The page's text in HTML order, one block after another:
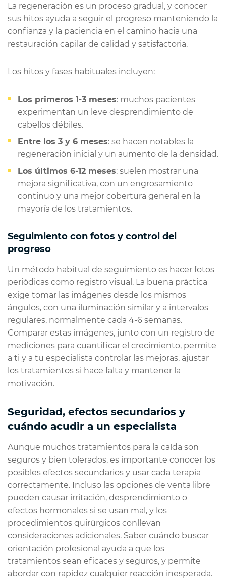
La regeneración es un proceso gradual, y conocer
sus hitos ayuda a seguir el progreso manteniendo la
confianza y la paciencia en el camino hacia una
restauración capilar de calidad y satisfactoria.
Los hitos y fases habituales incluyen:
Los primeros 1-3 meses: muchos pacientes
experimentan un leve desprendimiento de
cabellos débiles.
Entre los 3 y 6 meses: se hacen notables la
regeneración inicial y un aumento de la densidad.
Los últimos 6-12 meses: suelen mostrar una
mejora significativa, con un engrosamiento
continuo y una mejor cobertura general en la
mayoría de los tratamientos.
Seguimiento con fotos y control del
progreso
Un método habitual de seguimiento es hacer fotos
periódicas como registro visual. La buena práctica
exige tomar las imágenes desde los mismos
ángulos, con una iluminación similar y a intervalos
regulares, normalmente cada 4-6 semanas.
Comparar estas imágenes, junto con un registro de
mediciones para cuantificar el crecimiento, permite
a ti y a tu especialista controlar las mejoras, ajustar
los tratamientos si hace falta y mantener la
motivación.
Seguridad, efectos secundarios y
cuándo acudir a un especialista
Aunque muchos tratamientos para la caída son
seguros y bien tolerados, es importante conocer los
posibles efectos secundarios y usar cada terapia
correctamente. Incluso las opciones de venta libre
pueden causar irritación, desprendimiento o
efectos hormonales si se usan mal, y los
procedimientos quirúrgicos conllevan
consideraciones adicionales. Saber cuándo buscar
orientación profesional ayuda a que los
tratamientos sean eficaces y seguros, y permite
abordar con rapidez cualquier reacción inesperada.